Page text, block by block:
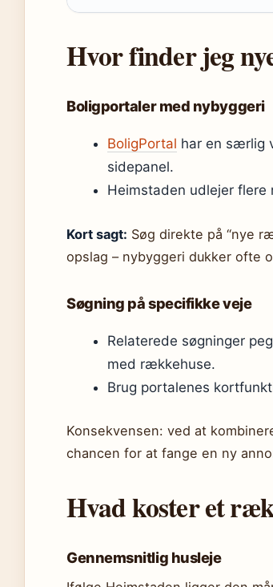
Hvor finder jeg
Boligportaler med nybyggeri
BoligPortal har en særlig
sidepanel.
Heimstaden udlejer
Kort sagt: Søg direkte på “nye
opslag – nybyggeri dukker ofte
Søgning på specifikke veje
Relaterede søgninger
med rækkehuse.
Brug portalenes
Konsekvensen: ved at
chancen for at fange en ny
Hvad koster et
Gennemsnitlig husleje